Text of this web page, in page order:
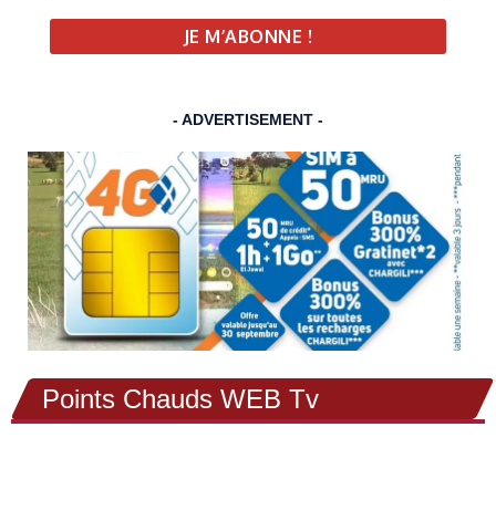
- ADVERTISEMENT -
Points Chauds WEB Tv